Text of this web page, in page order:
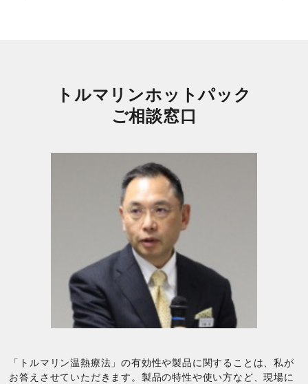
トルマリンホットパック
ご相談窓口
「トルマリン温熱療法」の有効性や製品に関することは、私が
お答えさせていただきます。製品の特性や使い方など、現場に